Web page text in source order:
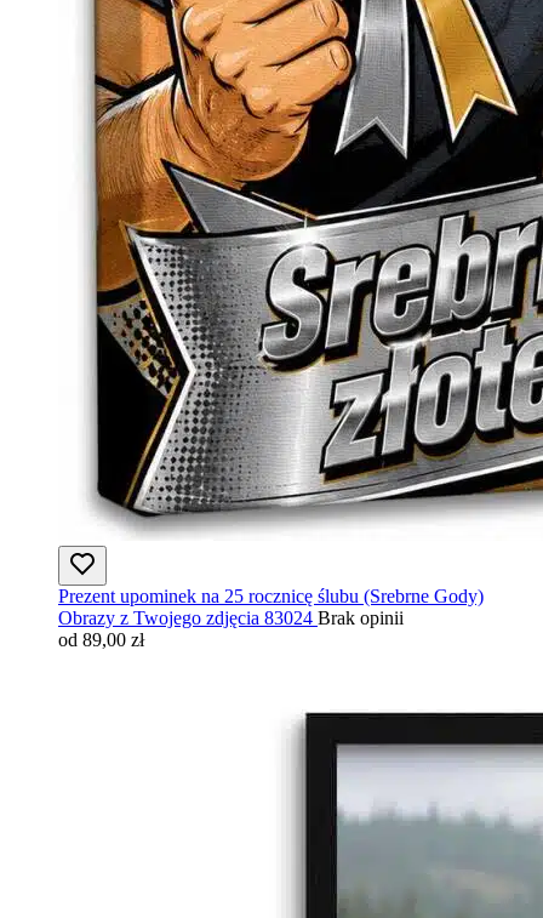
Prezent upominek na 25 rocznicę ślubu (Srebrne Gody)
Obrazy z Twojego zdjęcia 83024 Brak opinii
od 89,00 zł